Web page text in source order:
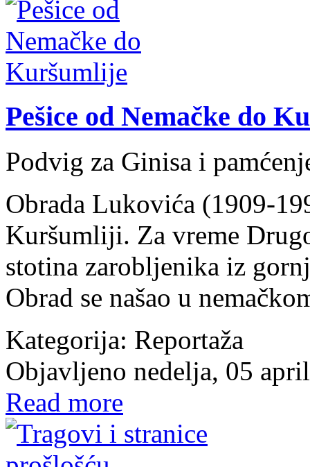
Pešice od Nemačke do
Podvig za Ginisa i
Obrada Lukovića (1909-
Kuršumliji. Za vreme
stotina zarobljenika iz
Obrad se našao u
Kategorija: Reportaža
Objavljeno nedelja, 05
Read more